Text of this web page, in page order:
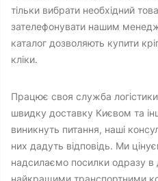
тільки вибрати необхідний
зателефонувати нашим
каталог дозволяють купити
кліки.
Працює своя служба
швидку доставку Києвом та
виникнуть питання, наші
них дадуть відповідь. Ми
надсилаємо посилки одразу в
найкращими транспортними